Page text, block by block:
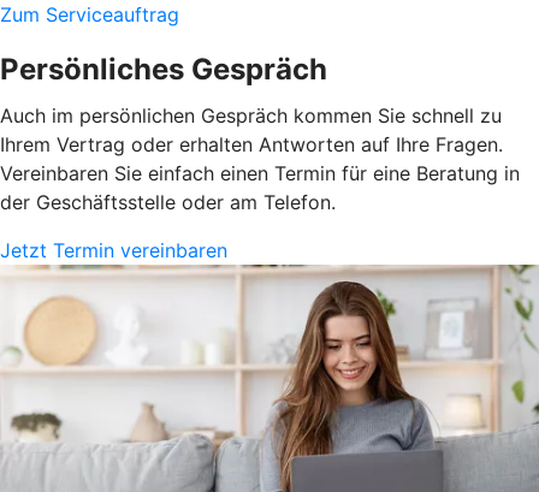
Zum Serviceauftrag
Persönliches Gespräch
Auch im persönlichen Gespräch kommen Sie schnell zu
Ihrem Vertrag oder erhalten Antworten auf Ihre Fragen.
Vereinbaren Sie einfach einen Termin für eine Beratung in
der Geschäftsstelle oder am Telefon.
Jetzt Termin vereinbaren